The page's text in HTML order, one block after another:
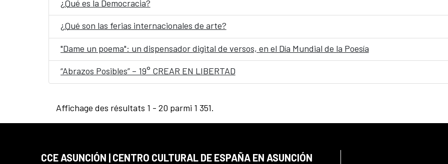
¿Qué es la Democracia?
¿Qué son las ferias internacionales de arte?
"Dame un poema": un dispensador digital de versos, en el Día Mundial de la Poesía
“Abrazos Posibles” – 19° CREAR EN LIBERTAD
Affichage des résultats 1 - 20 parmi 1 351.
CCE ASUNCIÓN | CENTRO CULTURAL DE ESPAÑA EN ASUNCIÓN